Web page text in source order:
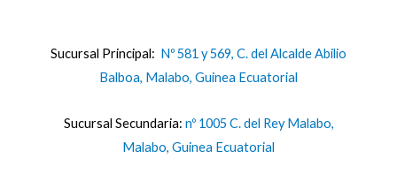
Sucursal Principal: Nº 581 y 569, C. del Alcalde Abilio
Balboa, Malabo, Guinea Ecuatorial
Sucursal Secundaria: nº 1005 C. del Rey Malabo,
Malabo, Guinea Ecuatorial